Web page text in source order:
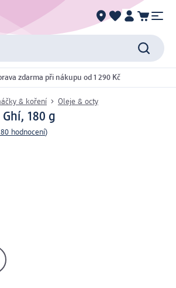
zdarma při nákupu od 1 290 Kč
& koření Oleje & octy
180 g
hodnocení)